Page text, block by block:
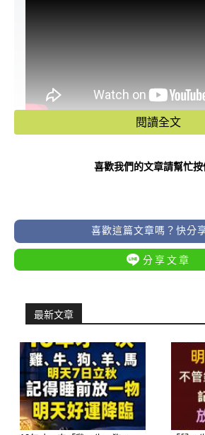
歡迎來佛道禪心觀看更多
https://lihi3.cc/VEY5Q
在民俗命理中其實也是「
煞浮動」的重要節日之一
指出，端午節前後是氣場
能影響整體運勢，尤其是
事業、求平安的人，更要
忌。
以下三種顏色，端午當天
則恐有災厄纏身、好事變
閱讀全文
喜歡我們的文章請幫忙按
喜歡這篇文章嗎？快分
分享文章
最新文章